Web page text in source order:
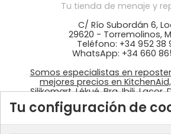
Tu tienda de menaje y
C/ Río Subordán 6,
29620 - Torremolinos,
Teléfono: +34 952 38
WhatsApp: +34 660
Somos especialistas en
mejores precios en
Silikomart, Lékué, Bra, Ibili,
ingredientes: colorantes
azucrén, pastas de
Tu configuración de